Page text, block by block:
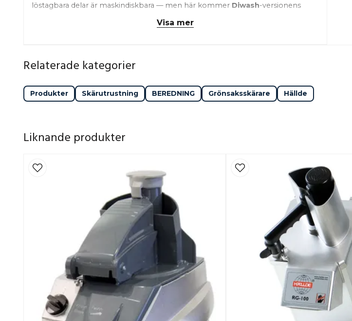
löstagbara delar är maskindiskbara — men här kommer Diwash-versionens
Hälldes patenterade Diwash-beläggning. Det innebär extremt släta ytor som
RG-250 Diwash är en stabil bänkmaskin med samma stora matarcylinder och
ergonomiska matargestock som standardmodellen. Den stora öppningen och
hävarmseffekten gör att du kan mata även större råvaror med minimalt arbete.
Start/stopp-funktionensköts automatiskt — bara mata på och låt maskinen
Säkerheten är genomtänkt:
och konstruktionen är gjord med släta, hygiencertifierade ytor utan onödiga
håller längre över tid.
Samma kraft och kapacitet som RG-250, men med enklare rengöring,
snabbare omställning och bättre hygien hela vägen. Perfekt för
verksamheter med höga krav och högt tempo.
Visa mer
Relaterade kategorier
Produkter Skärutrustning BEREDNING Grönsaksskärare Hällde
Liknande produkter